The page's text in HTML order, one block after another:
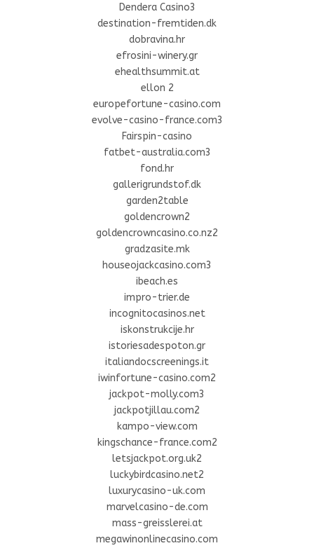
Dendera Casino3
destination-fremtiden.dk
dobravina.hr
efrosini-winery.gr
ehealthsummit.at
ellon 2
europefortune-casino.com
evolve-casino-france.com3
Fairspin-casino
fatbet-australia.com3
fond.hr
gallerigrundstof.dk
garden2table
goldencrown2
goldencrowncasino.co.nz2
gradzasite.mk
houseojackcasino.com3
ibeach.es
impro-trier.de
incognitocasinos.net
iskonstrukcije.hr
istoriesadespoton.gr
italiandocscreenings.it
iwinfortune-casino.com2
jackpot-molly.com3
jackpotjillau.com2
kampo-view.com
kingschance-france.com2
letsjackpot.org.uk2
luckybirdcasino.net2
luxurycasino-uk.com
marvelcasino-de.com
mass-greisslerei.at
megawinonlinecasino.com